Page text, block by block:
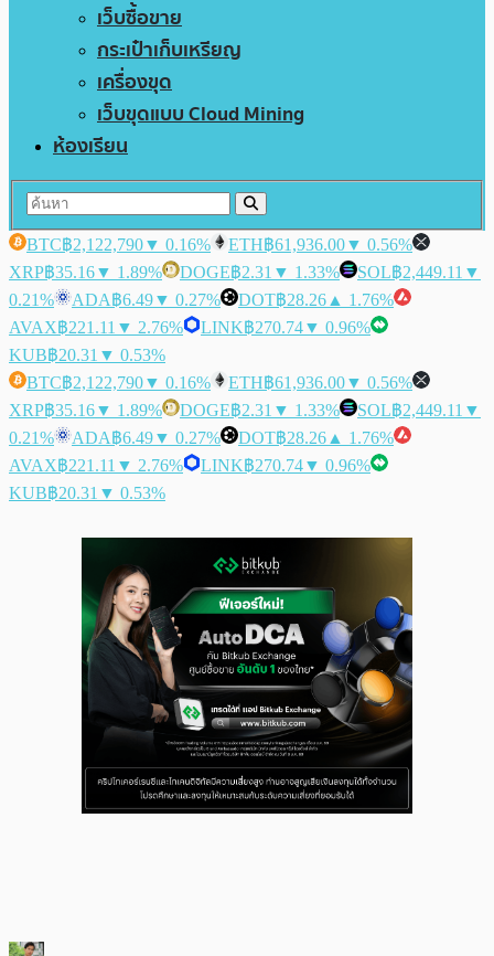
เว็บซื้อขาย
กระเป๋าเก็บเหรียญ
เครื่องขุด
เว็บขุดแบบ Cloud Mining
ห้องเรียน
BTC฿2,122,790▼ 0.16% ETH฿61,936.00▼ 0.56%
XRP฿35.16▼ 1.89% DOGE฿2.31 ▼ 1.33% SOL฿2,449.11 ▼
0.21%
ADA฿6.49▼ 0.27% DOT฿28.26 ▲ 1.76%
AVAX฿221.11 ▼ 2.76% LINK฿270.74▼ 0.96%
KUB฿20.31 ▼ 0.53%
BTC฿2,122,790▼ 0.16% ETH฿61,936.00▼ 0.56%
XRP฿35.16▼ 1.89% DOGE฿2.31 ▼ 1.33% SOL฿2,449.11 ▼
0.21%
ADA฿6.49▼ 0.27% DOT฿28.26 ▲ 1.76%
AVAX฿221.11 ▼ 2.76% LINK฿270.74▼ 0.96%
KUB฿20.31 ▼ 0.53%